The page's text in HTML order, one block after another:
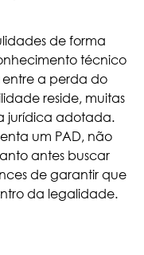
de forma
técnico
a perda do
reside, muitas
jurídica adotada.
um PAD, não
antes buscar
de garantir que
da legalidade.